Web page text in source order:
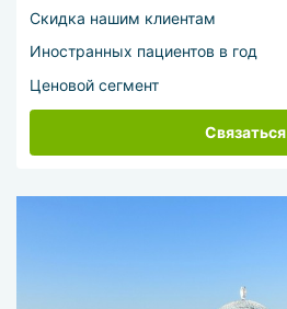
Скидка нашим клиентам
Иностранных пациентов в год
Ценовой сегмент
Связаться